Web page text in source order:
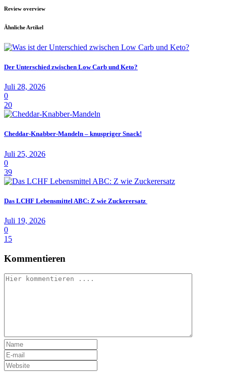
Review overview
Ähnliche Artikel
Der Unterschied zwischen Low Carb und Keto?
Juli 28, 2026
0
20
Cheddar-Knabber-Mandeln – knuspriger Snack!
Juli 25, 2026
0
39
Das LCHF Lebensmittel ABC: Z wie Zuckerersatz
Juli 19, 2026
0
15
Kommentieren